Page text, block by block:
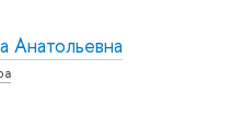
Анатольевна